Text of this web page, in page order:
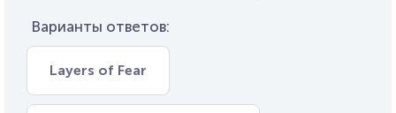
Варианты ответов:
Layers of Fear